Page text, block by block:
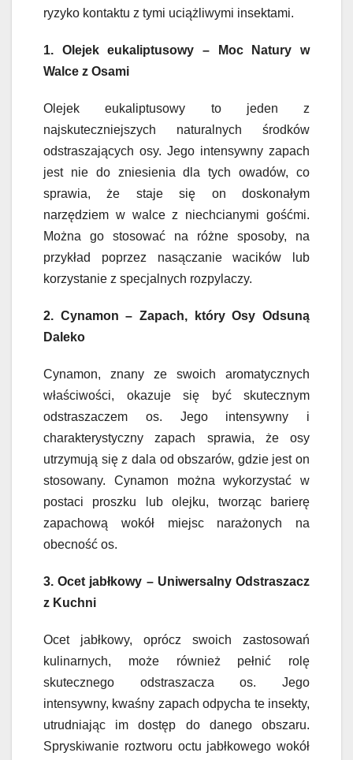
ryzyko kontaktu z tymi uciążliwymi insektami.
1. Olejek eukaliptusowy – Moc Natury w
Walce z Osami
Olejek eukaliptusowy to jeden z
najskuteczniejszych naturalnych środków
odstraszających osy. Jego intensywny zapach
jest nie do zniesienia dla tych owadów, co
sprawia, że staje się on doskonałym
narzędziem w walce z niechcianymi gośćmi.
Można go stosować na różne sposoby, na
przykład poprzez nasączanie wacików lub
korzystanie z specjalnych rozpylaczy.
2. Cynamon – Zapach, który Osy Odsuną
Daleko
Cynamon, znany ze swoich aromatycznych
właściwości, okazuje się być skutecznym
odstraszaczem os. Jego intensywny i
charakterystyczny zapach sprawia, że osy
utrzymują się z dala od obszarów, gdzie jest on
stosowany. Cynamon można wykorzystać w
postaci proszku lub olejku, tworząc barierę
zapachową wokół miejsc narażonych na
obecność os.
3. Ocet jabłkowy – Uniwersalny Odstraszacz
z Kuchni
Ocet jabłkowy, oprócz swoich zastosowań
kulinarnych, może również pełnić rolę
skutecznego odstraszacza os. Jego
intensywny, kwaśny zapach odpycha te insekty,
utrudniając im dostęp do danego obszaru.
Spryskiwanie roztworu octu jabłkowego wokół